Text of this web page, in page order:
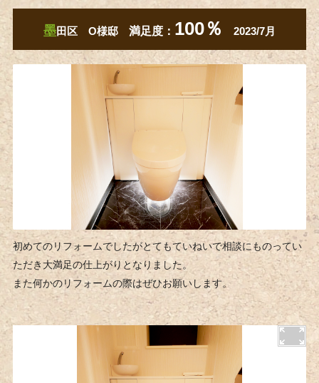
墨田区 O様邸 満足度： 100％ 2023/7月
初めてのリフォームでしたがとてもていねいで相談にものってい
ただき大満足の仕上がりとなりました。
また何かのリフォームの際はぜひお願いします。